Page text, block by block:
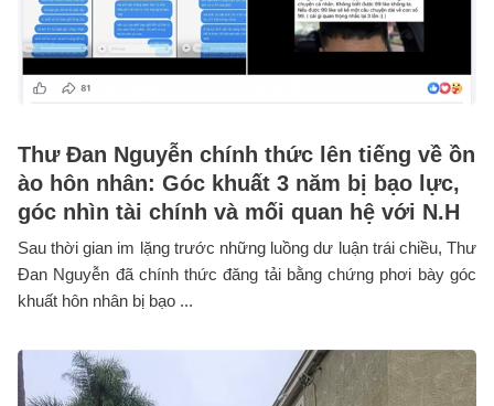
Thư Đan Nguyễn chính thức lên tiếng về ồn
ào hôn nhân: Góc khuất 3 năm bị bạo lực,
góc nhìn tài chính và mối quan hệ với N.H
Sau thời gian im lặng trước những luồng dư luận trái chiều, Thư
Đan Nguyễn đã chính thức đăng tải bằng chứng phơi bày góc
khuất hôn nhân bị bạo ...